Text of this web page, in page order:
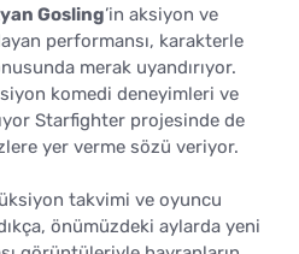
Gosling’in aksiyon ve
performansı, karakterle
merak uyandırıyor.
komedi deneyimleri ve
Starfighter projesinde de
yer verme sözü veriyor.
takvimi ve oyuncu
önümüzdeki aylarda yeni